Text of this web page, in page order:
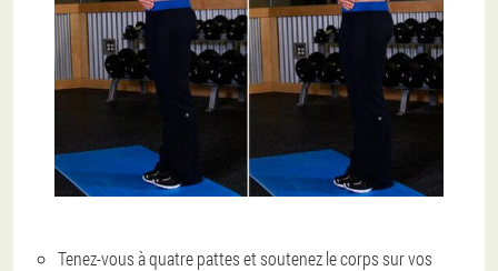
Tenez-vous à quatre pattes et soutenez le corps sur vos